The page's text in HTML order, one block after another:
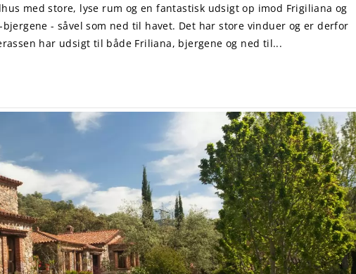
med store, lyse rum og en fantastisk udsigt op imod Frigiliana og
bjergene - såvel som ned til havet. Det har store vinduer og er derfor
har udsigt til både Friliana, bjergene og ned til...